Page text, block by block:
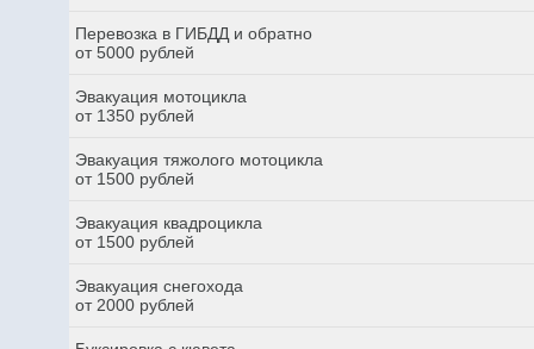
Перевозка в ГИБДД и обратно
от 5000 рублей
Эвакуация мотоцикла
от 1350 рублей
Эвакуация тяжолого мотоцикла
от 1500 рублей
Эвакуация квадроцикла
от 1500 рублей
Эвакуация снегохода
от 2000 рублей